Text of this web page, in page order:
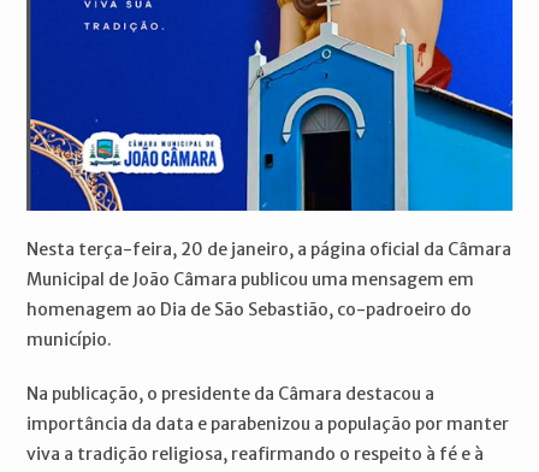
Nesta terça-feira, 20 de janeiro, a página oficial da Câmara
Municipal de João Câmara publicou uma mensagem em
homenagem ao Dia de São Sebastião, co-padroeiro do
município.
Na publicação, o presidente da Câmara destacou a
importância da data e parabenizou a população por manter
viva a tradição religiosa, reafirmando o respeito à fé e à